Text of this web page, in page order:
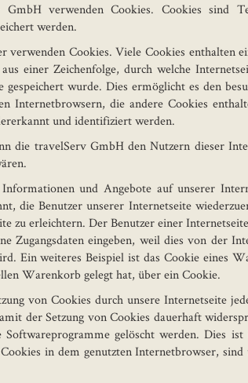
verwenden Cookies. Cookies sind
werden.
verwenden Cookies. Viele Cookies enthalten
einer Zeichenfolge, durch welche
wurde. Dies ermöglicht es den
Internetbrowsern, die andere Cookies
und identifiziert werden.
die travelServ GmbH den Nutzern dieser
und Angebote auf unserer
die Benutzer unserer Internetseite
zu erleichtern. Der Benutzer einer
Zugangsdaten eingeben, weil dies von der
Ein weiteres Beispiel ist das Cookie eines
Warenkorb gelegt hat, über ein Cookie.
von Cookies durch unsere Internetseite
der Setzung von Cookies dauerhaft
gelöscht werden. Dies
in dem genutzten Internetbrowser,